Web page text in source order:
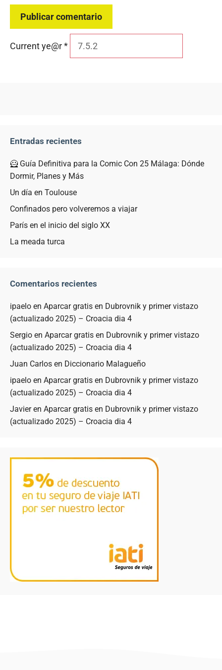
Current ye@r*
Entradas recientes
🦸 Guía Definitiva para la Comic Con 25 Málaga: Dónde
Dormir, Planes y Más
Un día en Toulouse
Confinados pero volveremos a viajar
París en el inicio del siglo XX
La meada turca
Comentarios recientes
ipaelo en Aparcar gratis en Dubrovnik y primer vistazo
(actualizado 2025) – Croacia dia 4
Sergio en Aparcar gratis en Dubrovnik y primer vistazo
(actualizado 2025) – Croacia dia 4
Juan Carlos en Diccionario Malagueño
ipaelo en Aparcar gratis en Dubrovnik y primer vistazo
(actualizado 2025) – Croacia dia 4
Javieren Aparcar gratis en Dubrovnik y primer vistazo
(actualizado 2025) – Croacia dia 4